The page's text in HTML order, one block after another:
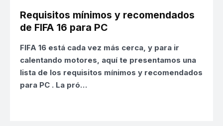
Requisitos mínimos y recomendados
de FIFA 16 para PC
FIFA 16 está cada vez más cerca, y para ir
calentando motores, aquí te presentamos una
lista de los requisitos mínimos y recomendados
para PC . La pró…